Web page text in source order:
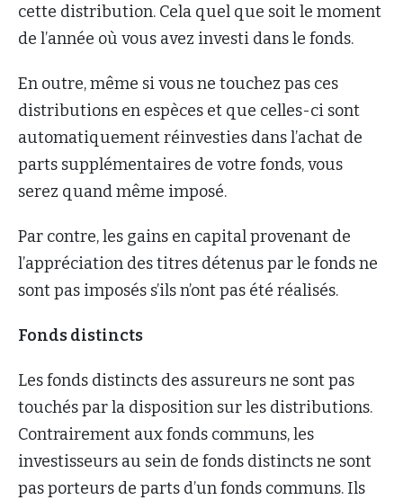
cette distribution. Cela quel que soit le moment
de l’année où vous avez investi dans le fonds.
En outre, même si vous ne touchez pas ces
distributions en espèces et que celles-ci sont
automatiquement réinvesties dans l’achat de
parts supplémentaires de votre fonds, vous
serez quand même imposé.
Par contre, les gains en capital provenant de
l’appréciation des titres détenus par le fonds ne
sont pas imposés s’ils n’ont pas été réalisés.
Fonds distincts
Les fonds distincts des assureurs ne sont pas
touchés par la disposition sur les distributions.
Contrairement aux fonds communs, les
investisseurs au sein de fonds distincts ne sont
pas porteurs de parts d’un fonds communs. Ils